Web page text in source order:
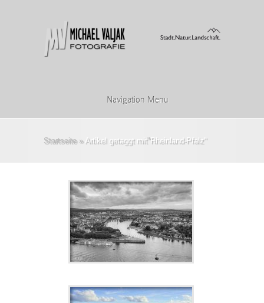
Navigation Menu
Startseite »Artikel getaggt mit"Rheinland-Pfalz"